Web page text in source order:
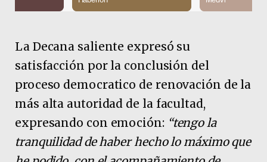
La Decana saliente expresó su
satisfacción por la conclusión del
proceso democratico de renovación de la
más alta autoridad de la facultad,
expresando con emoción: “tengo la
tranquilidad de haber hecho lo máximo que